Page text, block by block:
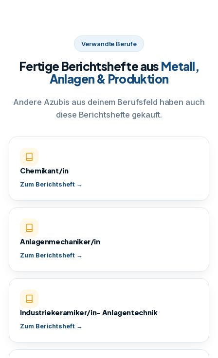
Verwandte Berufe
Fertige Berichtshefte aus Metall,
Anlagen & Produktion
Andere Azubis aus deinem Berufsfeld haben auch
diese Berichtshefte gekauft.
Chemikant/in
Zum Berichtsheft →
Anlagenmechaniker/in
Zum Berichtsheft →
Industriekeramiker/in- Anlagentechnik
Zum Berichtsheft →